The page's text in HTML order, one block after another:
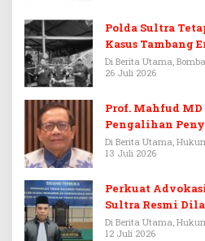
Polda Sultra
Kasus Tambang
Di Berita Utama,
26 Juli 2026
Prof. Mahfud
Pengalihan
Febrie
Di Berita Utama,
13 Juli 2026
Perkuat
Sultra Resmi
PERADI
Di Berita Utama,
12 Juli 2026